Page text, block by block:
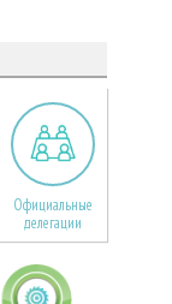
Официальные
делегации